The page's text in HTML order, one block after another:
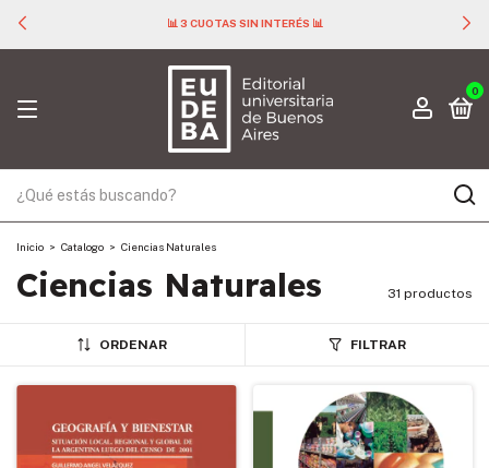
📊 3 CUOTAS SIN INTERÉS 📊
0
Inicio > Catalogo > Ciencias Naturales
Ciencias Naturales 31 productos
ORDENAR FILTRAR